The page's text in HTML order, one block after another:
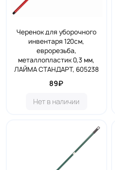
Черенок для уборочного
инвентаря 120см,
еврорезьба,
металлопластик 0,3 мм,
ЛАЙМА СТАНДАРТ, 605238
89₽
Нет в наличии